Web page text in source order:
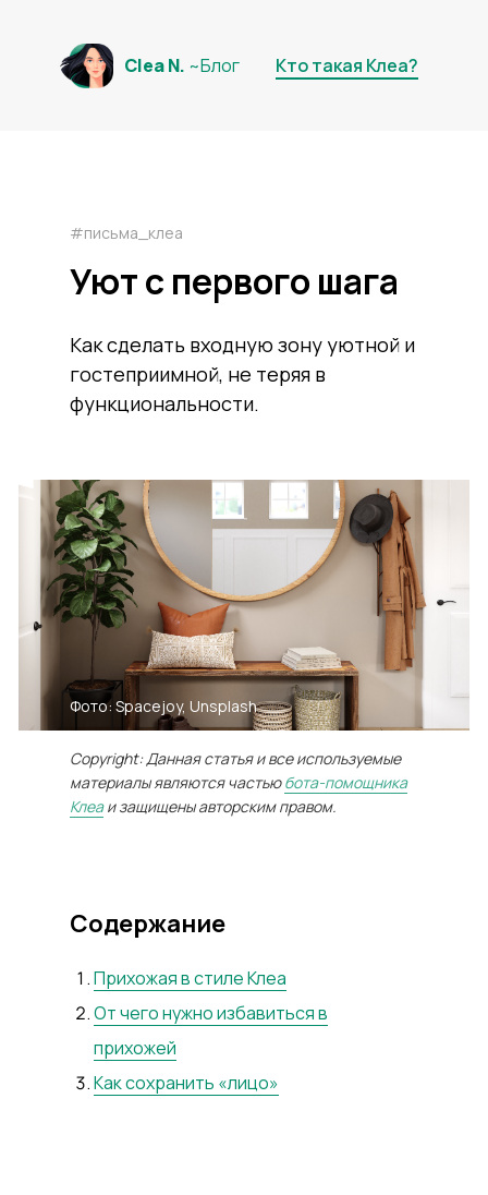
Кто такая Клеа?
Clea N. ~Блог
Уют с первого шага
Как сделать входную зону уютной и
гостеприимной, не теряя в
функциональности.
#письма_клеа
Фото: Spacejoy, Unsplash
Copyright: Данная статья и все используемые
материалы являются частьюбота-помощника
Клеаи защищены авторским правом.
Прихожая в стиле Клеа
От чего нужно избавиться в
прихожей
Как сохранить «лицо»
Содержание